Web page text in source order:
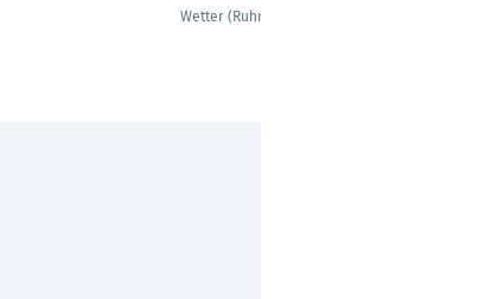
Wetter (Ruhr)